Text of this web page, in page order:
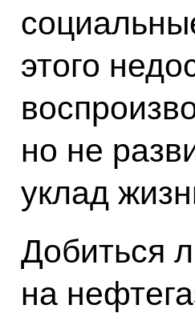
этого
но не
уклад
Добиться
на